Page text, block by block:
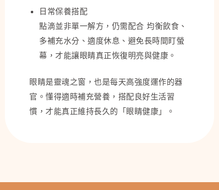
日常保養搭配
點滴並非單一解方，仍需配合 均衡飲食、
多補充水分、適度休息、避免長時間盯螢
幕，才能讓眼睛真正恢復明亮與健康。
眼睛是靈魂之窗，也是每天高強度運作的器
官。懂得適時補充營養，搭配良好生活習
慣，才能真正維持長久的「眼睛健康」。